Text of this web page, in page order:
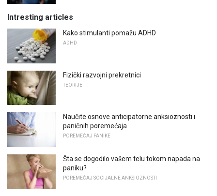
Intresting articles
Kako stimulanti pomažu ADHD
ADHD
Fizički razvojni prekretnici
TEORIJE
Naučite osnove anticipatorne anksioznosti i
paničnih poremećaja
POREMEĆAJ PANIKE
Šta se dogodilo vašem telu tokom napada na
paniku?
POREMEĆAJ SOCIJALNE ANKSIOZNOSTI